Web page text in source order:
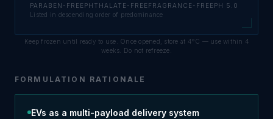
PARABEN-FREE PHTHALATE-FREE FRAGRANCE-FREE PH 5.0
Listed in descending order of predominance
Keep frozen until ready to use. Once opened, store at 4°C — use within 4
weeks. Do not refreeze.
FORMULATION RATIONALE
EVs as a multi-payload delivery system